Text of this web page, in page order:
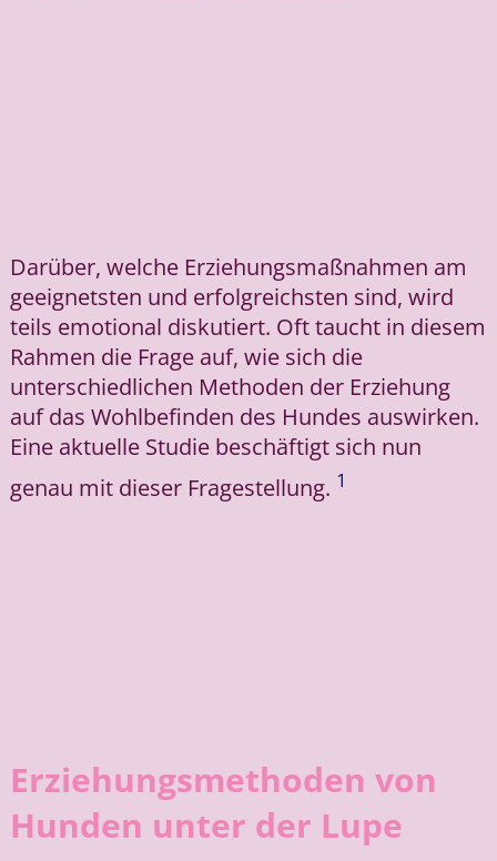
Darüber, welche Erziehungsmaßnahmen am
geeignetsten und erfolgreichsten sind, wird
teils emotional diskutiert. Oft taucht in diesem
Rahmen die Frage auf, wie sich die
unterschiedlichen Methoden der Erziehung
auf das Wohlbefinden des Hundes auswirken.
Eine aktuelle Studie beschäftigt sich nun
genau mit dieser Fragestellung. 1
Erziehungsmethoden von
Hunden unter der Lupe